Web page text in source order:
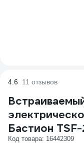
4.6 11 отзывов
Бастион
Код товара: 16442309